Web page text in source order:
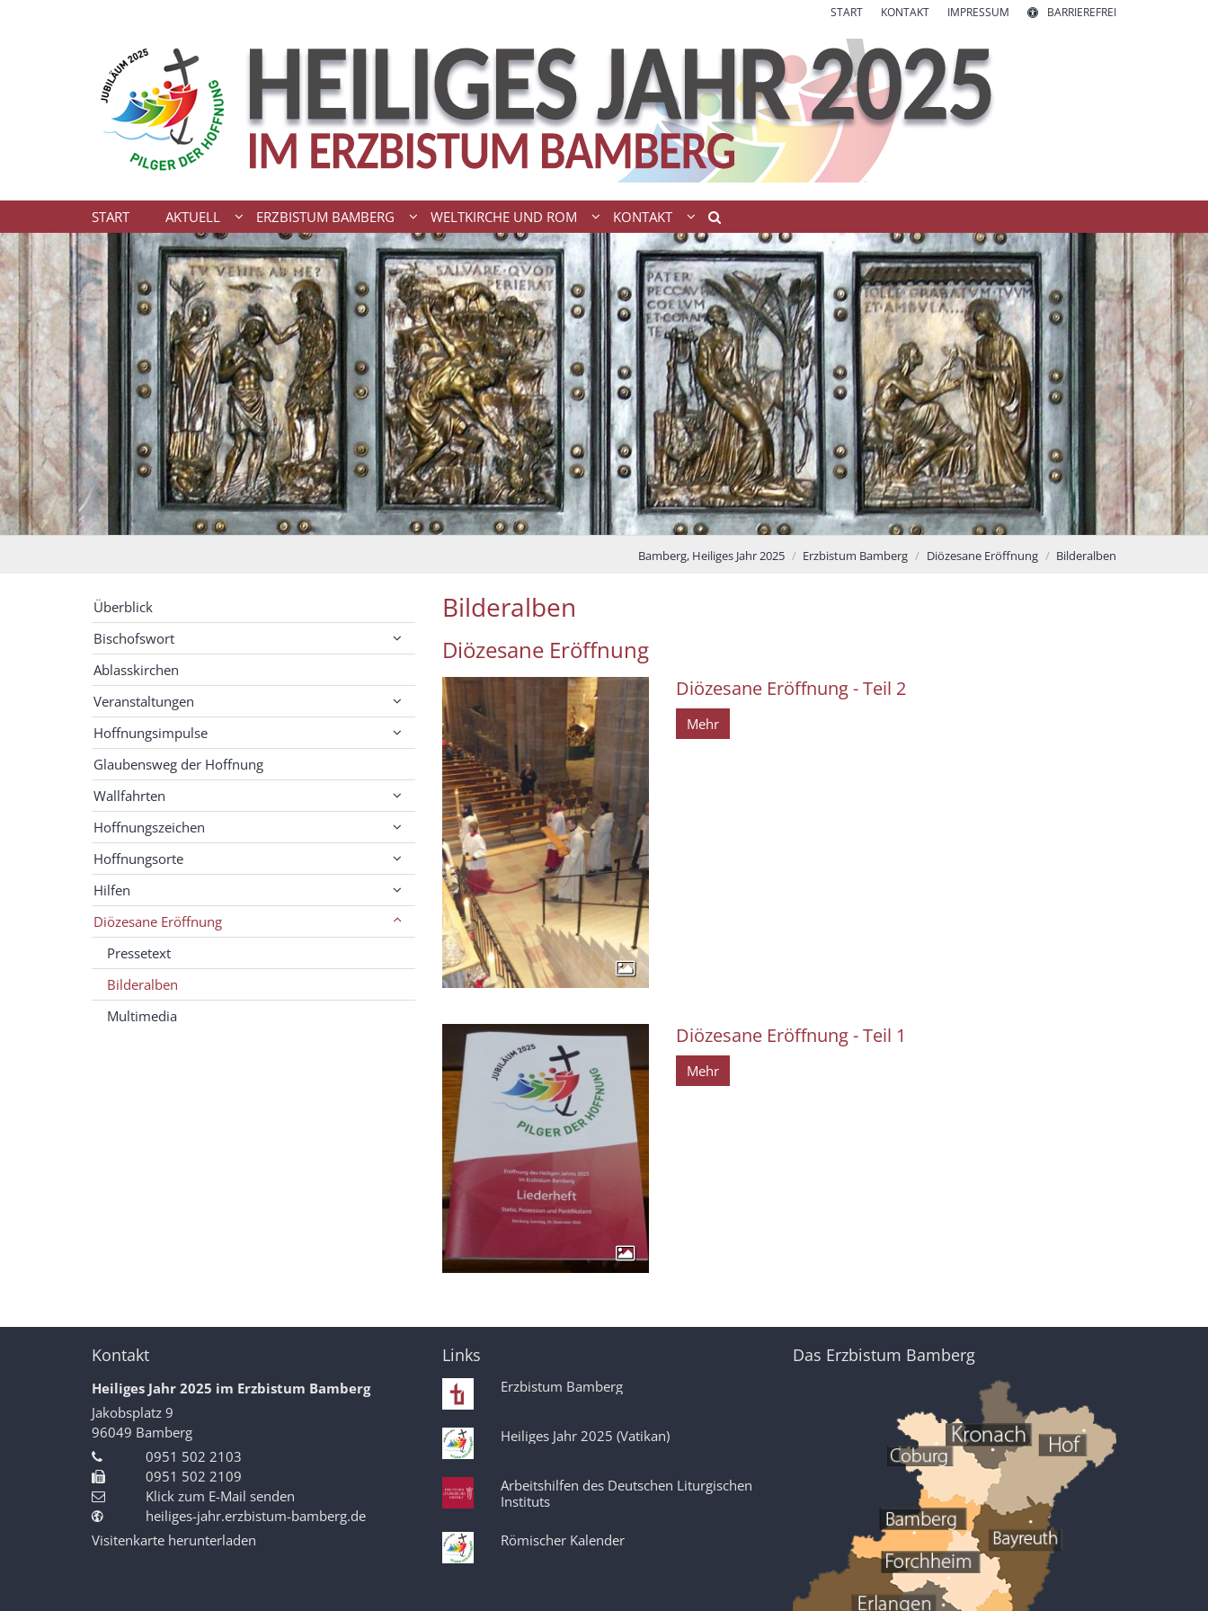
START KONTAKT IMPRESSUM BARRIEREFREI
START AKTUELL ERZBISTUM BAMBERG WELTKIRCHE UND ROM KONTAKT
Bamberg, Heiliges Jahr 2025 Erzbistum Bamberg Diözesane Eröffnung Bilderalben
Bilderalben
Diözesane Eröffnung
Diözesane Eröffnung - Teil 2
Mehr
Diözesane Eröffnung - Teil 1
Mehr
Überblick
Bischofswort
Ablasskirchen
Veranstaltungen
Hoffnungsimpulse
Glaubensweg der Hoffnung
Wallfahrten
Hoffnungszeichen
Hoffnungsorte
Hilfen
Diözesane Eröffnung
Pressetext
Bilderalben
Multimedia
Kontakt
Heiliges Jahr 2025 im Erzbistum Bamberg
Jakobsplatz 9
96049 Bamberg
0951 502 2103
0951 502 2109
Klick zum E-Mail senden
heiliges-jahr.erzbistum-bamberg.de
Visitenkarte herunterladen
Links
Erzbistum Bamberg
Heiliges Jahr 2025 (Vatikan)
Arbeitshilfen des Deutschen Liturgischen
Instituts
Römischer Kalender
Das Erzbistum Bamberg